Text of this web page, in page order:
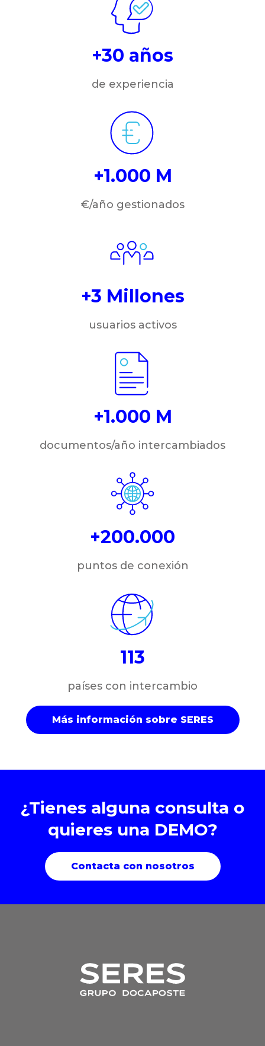
+30 años
de experiencia
+1.000 M
€/año gestionados
+3 Millones
usuarios activos
+1.000 M
documentos/año intercambiados
+200.000
puntos de conexión
113
países con intercambio
Más información sobre SERES
¿Tienes alguna consulta o
quieres una DEMO?
Contacta con nosotros